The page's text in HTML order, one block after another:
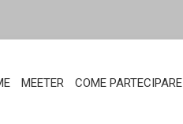
MEETER COME PARTECIPARE